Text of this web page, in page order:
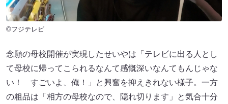
©フジテレビ
念願の母校開催が実現したせいやは「テレビに出る人とし
て母校に帰ってこられるなんて感慨深いなんてもんじゃな
い！ すごいよ、俺！」と興奮を抑えきれない様子。一方
の粗品は「相方の母校なので、隠れ切ります」と気合十分